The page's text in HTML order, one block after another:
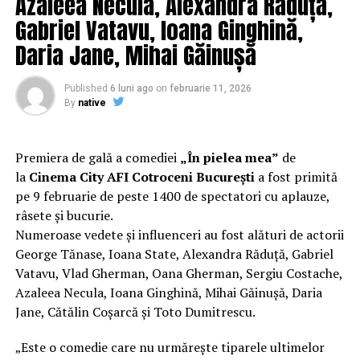
la orgolii și preconcepții, „În pielea mea” propune o
experiență de cinema relaxantă și amuzantă.
Regizorul și scenaristul Paul Decu , absolvent al
Facultății de Teatru UNATC „I.L.Caragiale” și al
masteratului în regie de film de la MetFilm School
Londra, a colaborat la realizarea primului său
parteAdrian Pădurețu (imagine), Bogdan Ivanovici
(sunet), Anca Miron (scenografie), Francisca Vass
(costume).
O comedie actuală și colorată, filmul„În pielea mea”
are premiera națională pe 10 februarie, distribuit de
T.R.I.B.E. Films.
Mai multe detalii, imagini de la filmări, fragmente din
film și declarații din partea actorilor sunt disponibile pe
paginile social media ale filmului deFacebook,
Gabriel Vatavu, Ioana Ginghină,
Daria Jane, Mihai Găinușă
Published 6 luni ago on februarie 11, 2026
By native
Premiera de gală a comediei „În pielea mea” de
la Cinema City AFI Cotroceni Bucureștia fost primită
pe 9 februarie de peste 1400 de spectatori cu aplauze,
râsete și bucurie.
Numeroase vedete și influenceri au fost alături de actorii
George Tănase, Ioana State, Alexandra Răduță, Gabriel
Vatavu, Vlad Gherman, Oana Gherman, Sergiu Costache,
Azaleea Necula, Ioana Ginghină, Mihai Găinușă, Daria
Jane, Cătălin Coșarcă și Toto Dumitrescu.
„Este o comedie care nu urmărește tiparele ultimelor